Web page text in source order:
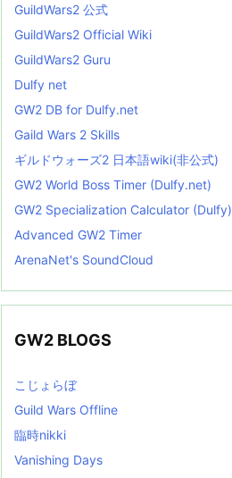
GuildWars2 公式
GuildWars2 Official Wiki
GuildWars2 Guru
Dulfy net
GW2 DB for Dulfy.net
Gaild Wars 2 Skills
ギルドウォーズ2 日本語wiki(非公式)
GW2 World Boss Timer (Dulfy.net)
GW2 Specialization Calculator (Dulfy)
Advanced GW2 Timer
ArenaNet's SoundCloud
GW2 BLOGS
こじょらぼ
Guild Wars Offline
臨時nikki
Vanishing Days